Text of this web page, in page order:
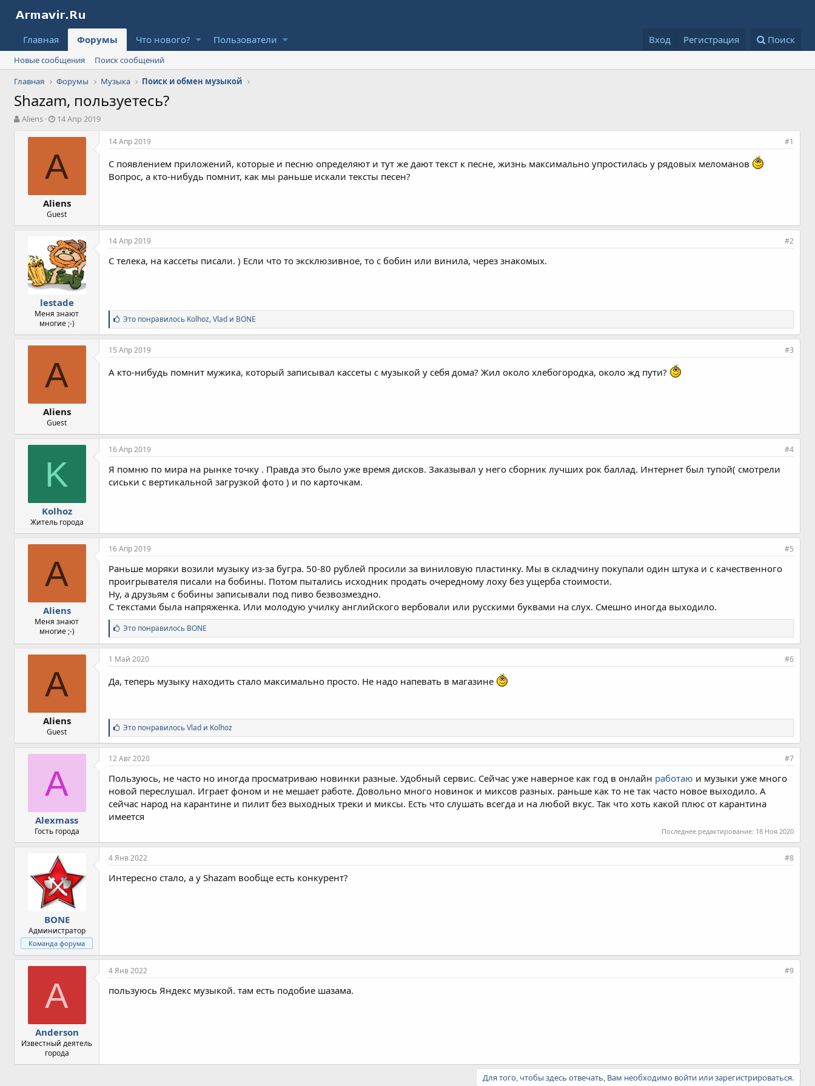
Главная Форумы Что нового? Пользователи Вход Регистрация Поиск
Новые сообщения
Поиск сообщений
Главная
Форумы Музыка Поиск и обмен музыкой
Shazam, пользуетесь?
А
Aliens
Д
т
н
а
а
л
а
14 Апр 2019
A
Aliens
Guest
14 Апр 2019 #1
С появлением приложений, которые и песню определяют и тут же дают текст к песне, жизнь максимально упростилась у рядовых меломанов
Вопрос, а кто-нибудь помнит, как мы раньше искали тексты песен?
lestade
Меня знают
многие ;-)
14 Апр 2019 #2
С телека, на кассеты писали. ) Если что то эксклюзивное, то с бобин или винила, через знакомых.
С
и
м
п
и
Это понравилось Kolhoz,Vlad и BONE
A
Aliens
Guest
15 Апр 2019 #3
А кто-нибудь помнит мужика, который записывал кассеты с музыкой у себя дома? Жил около хлебогородка, около жд пути?
K
Kolhoz
Житель города
16 Апр 2019 #4
Я помню по мира на рынке точку . Правда это было уже время дисков. Заказывал у него сборник лучших рок баллад. Интернет был тупой( смотрели
сиськи с вертикальной загрузкой фото ) и по карточкам.
A
Aliens
Меня знают
многие ;-)
16 Апр 2019 #5
Раньше моряки возили музыку из-за бугра. 50-80 рублей просили за виниловую пластинку. Мы в складчину покупали один штука и с качественного
проигрывателя писали на бобины. Потом пытались исходник продать очередному лоху без ущерба стоимости.
Ну, а друзьям с бобины записывали под пиво безвозмездно.
С текстами была напряженка. Или молодую училку английского вербовали или русскими буквами на слух. Смешно иногда выходило.
С
и
м
п
и
Это понравилось BONE
A
Aliens
Guest
1 Май 2020 #6
Да, теперь музыку находить стало максимально просто. Не надо напевать в магазине
С
и
м
п
т
и
и
:
Это понравилосьVlad и Kolhoz
A
Alexmass
Гость города
12 Авг 2020 #7
Пользуюсь, не часто но иногда просматриваю новинки разные. Удобный сервис. Сейчас уже наверное как год в онлайн работаю и музыки уже много
новой переслушал. Играет фоном и не мешает работе. Довольно много новинок и миксов разных. раньше как то не так часто новое выходило. А
сейчас народ на карантине и пилит без выходных треки и миксы. Есть что слушать всегда и на любой вкус. Так что хоть какой плюс от карантина
имеется
Последнее редактирование: 18 Ноя 2020
BONE
Администратор
Команда форума
4 Янв 2022 #8
Интересно стало, а у Shazam вообще есть конкурент?
A
Anderson
Известный деятель
города
4 Янв 2022 #9
пользуюсь Яндекс музыкой. там есть подобие шазама.
Для того, чтобы здесь отвечать, Вам необходимо войти или зарегистрироваться.